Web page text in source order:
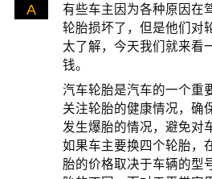
A
有些车主因为各种原因在
轮胎损坏了，但是他们对
太了解，今天我们就来看
钱。
汽车轮胎是汽车的一个重
关注轮胎的健康情况，确
发生爆胎的情况，避免对
如果车主要换四个轮胎，
胎的价格取决于车辆的型